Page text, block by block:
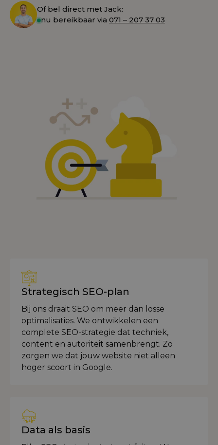
Of bel direct met Jack:
nu bereikbaar via 071 – 207 37 03
Strategisch SEO-plan
Bij ons draait SEO om meer dan losse
optimalisaties. We ontwikkelen een
complete SEO-strategie dat techniek,
content en autoriteit samenbrengt. Zo
zorgen we dat jouw website niet alleen
hoger scoort in Google.
Data als basis